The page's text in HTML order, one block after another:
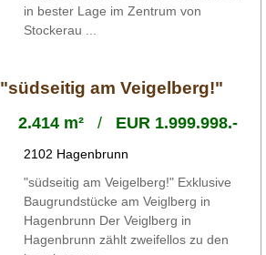
in bester Lage im Zentrum von
Stockerau ...
"südseitig am Veigelberg!"
2.414 m²/ EUR 1.999.998.-
2102 Hagenbrunn
"südseitig am Veigelberg!" Exklusive
Baugrundstücke am Veiglberg in
Hagenbrunn Der Veiglberg in
Hagenbrunn zählt zweifellos zu den